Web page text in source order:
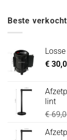
Beste verkocht
€
lint
€